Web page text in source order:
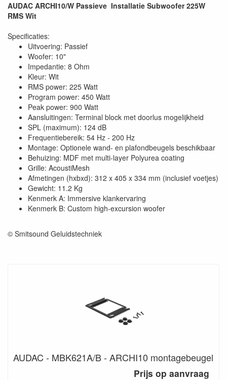
AUDAC ARCHI10/W Passieve Installatie Subwoofer 225W
RMS Wit
Specificaties:
Uitvoering: Passief
Woofer: 10"
Impedantie: 8 Ohm
Kleur: Wit
RMS power: 225 Watt
Program power: 450 Watt
Peak power: 900 Watt
Aansluitingen: Terminal block met doorlus mogelijkheid
SPL (maximum): 124 dB
Frequentiebereik: 54 Hz - 200 Hz
Montage: Optionele wand- en plafondbeugels beschikbaar
Behuizing: MDF met multi-layer Polyurea coating
Grille: AcoustiMesh
Afmetingen (hxbxd): 312 x 405 x 334 mm (inclusief voetjes)
Gewicht: 11.2 Kg
Kenmerk A: Immersive klankervaring
Kenmerk B: Custom high-excursion woofer
© Smitsound Geluidstechniek
AUDAC - MBK621A/B - ARCHI10 montagebeugel
Prijs op aanvraag